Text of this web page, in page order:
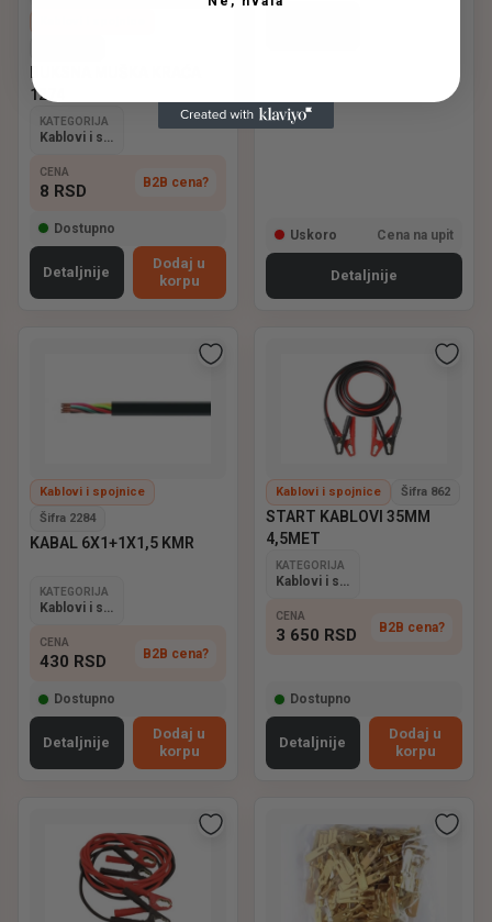
BUKSNA MUŠKA KRAĆA
1274
KATEGORIJA
CENA
8 RSD B2B cena?
Dostupno
Detaljnije
Dodaj u
korpu
Uskoro Cena na upit
Detaljnije
Kablovi i spojnice
Šifra 2284
KABAL 6X1+1X1,5 KMR
KATEGORIJA
Kablovi i spojnice
CENA
430 RSD B2B cena?
Dostupno
Detaljnije
Dodaj u
korpu
Kablovi i spojnice Šifra 862
START KABLOVI 35MM
4,5MET
KATEGORIJA
Kablovi i spojnice
CENA
3 650 RSD B2B cena?
Dostupno
Detaljnije
Dodaj u
korpu